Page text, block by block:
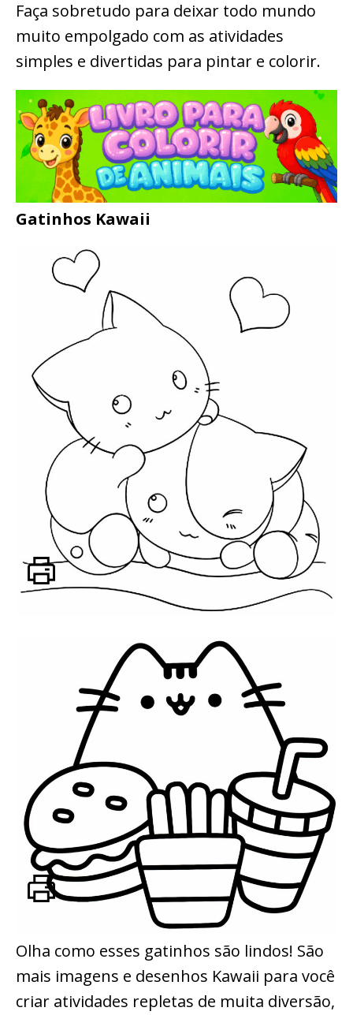
Faça sobretudo para deixar todo mundo
muito empolgado com as atividades
simples e divertidas para pintar e colorir.
Gatinhos Kawaii
Olha como esses gatinhos são lindos! São
mais imagens e desenhos Kawaii para você
criar atividades repletas de muita diversão,